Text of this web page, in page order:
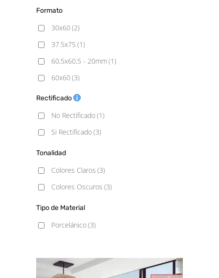
Formato
30x60 (2)
37.5x75 (1)
60,5x60,5 - 20mm(1)
60x60 (3)
60x60 - 20mm
60x120 (3)
75x75
(1)
Rectificado
No Rectificado(1)
Si Rectificado(3)
Tonalidad
Colores Claros (3)
Colores Oscuros (3)
Tipo de Material
Porcelánico(3)